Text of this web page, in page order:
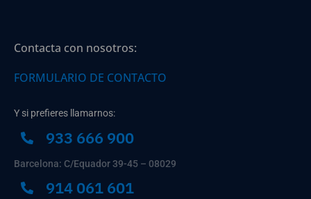
Contacta con nosotros:
FORMULARIO DE CONTACTO
Y si prefieres llamarnos:
933 666 900
Barcelona: C/Equador 39-45 – 08029
914 061 601